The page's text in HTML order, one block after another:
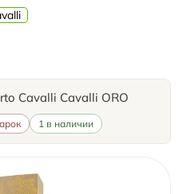
Cavalli Cavalli ORO
1 в наличии